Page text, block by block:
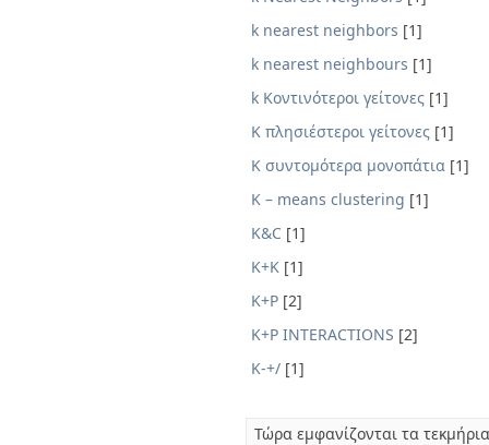
k nearest neighbors [1]
k nearest neighbours [1]
k Κοντινότεροι γείτονες [1]
K πλησιέστεροι γείτονες [1]
K συντομότερα μονοπάτια [1]
K – means clustering [1]
K&C [1]
K+K [1]
K+P [2]
K+P INTERACTIONS [2]
K-+/ [1]
Τώρα εμφανίζονται τα